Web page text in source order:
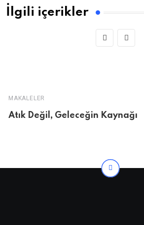
İlgili içerikler
MAKALELER
Atık Değil, Geleceğin Kaynağı